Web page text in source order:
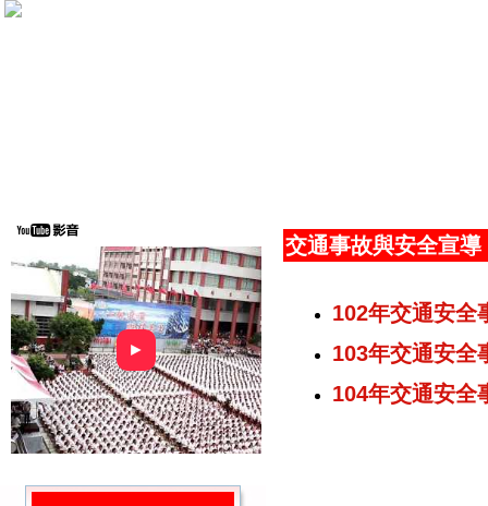
►
交通事故與安全宣導
102年交通安全
103年交通安全
104年交通安全